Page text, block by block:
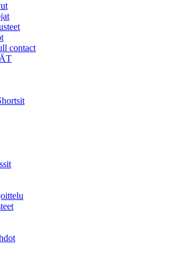
contact